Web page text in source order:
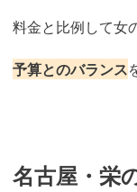
料金と比例して女
予算とのバランス
名古屋・栄